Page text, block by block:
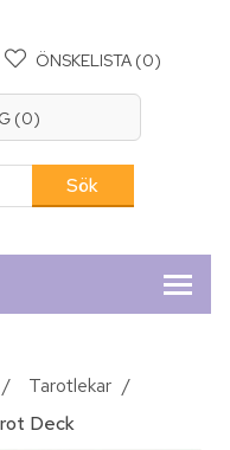
ÖNSKELISTA (0)
(0)
/ Tarotlekar /
Deck